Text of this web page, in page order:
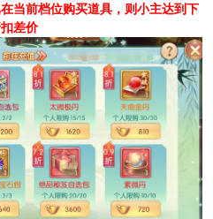
当前档位购买道具，则小主达到下
差价